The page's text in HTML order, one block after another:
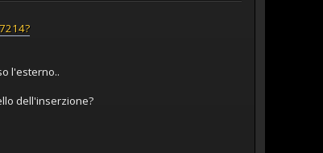
l'esterno..
dell'inserzione?